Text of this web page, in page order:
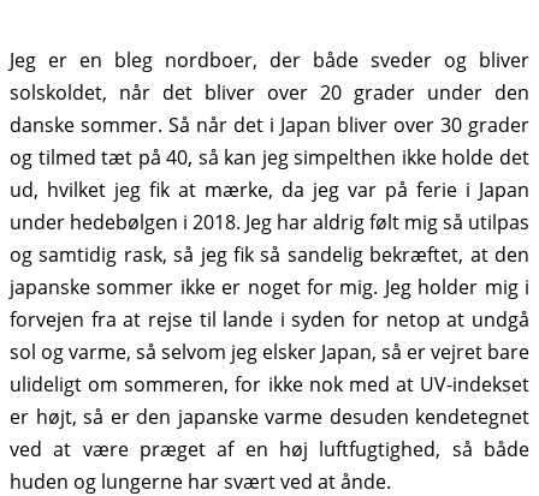
Jeg er en bleg nordboer, der både sveder og bliver
solskoldet, når det bliver over 20 grader under den
danske sommer. Så når det i Japan bliver over 30 grader
og tilmed tæt på 40, så kan jeg simpelthen ikke holde det
ud, hvilket jeg fik at mærke, da jeg var på ferie i Japan
under hedebølgen i 2018. Jeg har aldrig følt mig så utilpas
og samtidig rask, så jeg fik så sandelig bekræftet, at den
japanske sommer ikke er noget for mig. Jeg holder mig i
forvejen fra at rejse til lande i syden for netop at undgå
sol og varme, så selvom jeg elsker Japan, så er vejret bare
ulideligt om sommeren, for ikke nok med at UV-indekset
er højt, så er den japanske varme desuden kendetegnet
ved at være præget af en høj luftfugtighed, så både
huden og lungerne har svært ved at ånde.